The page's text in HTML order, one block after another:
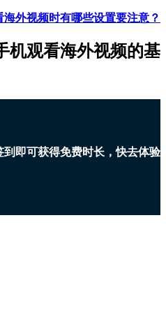
外视频时有哪些设置要注意？
机观看海外视频的基
到即可获得免费时长，快去体验